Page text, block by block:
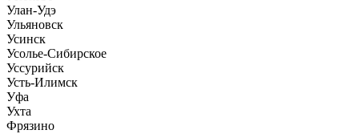
Улан-Удэ
Ульяновск
Усинск
Усолье-Сибирское
Уссурийск
Усть-Илимск
Уфа
Ухта
Фрязино